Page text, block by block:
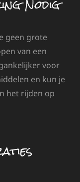
geen grote
van een
voor
en kun je
het rijden op